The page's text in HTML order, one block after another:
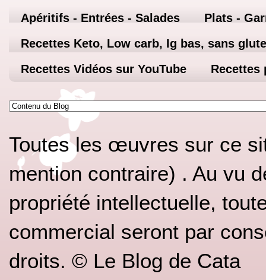
Apéritifs - Entrées - Salades
Plats -
Recettes Keto, Low carb, Ig bas, sans
Recettes Vidéos sur YouTube
Recettes
Toutes les œuvres sur ce
mention contraire) . Au vu
propriété intellectuelle,
commercial seront par
droits. © Le Blog de Cata